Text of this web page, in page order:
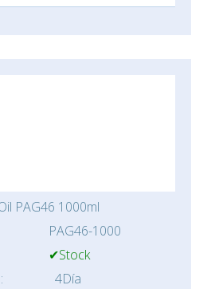
PAG46 1000ml
PAG46-1000
✔Stock
4Día